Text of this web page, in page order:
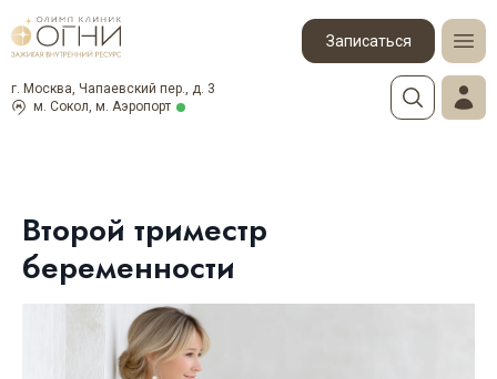
Записаться
м. Сокол, м. Аэропорт
г. Москва, Чапаевский пер., д. 3
Второй триместр
беременности